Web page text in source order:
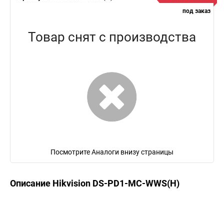
под заказ
Товар снят с производства
Посмотрите Аналоги внизу страницы
Описание Hikvision DS-PD1-MC-WWS(H)